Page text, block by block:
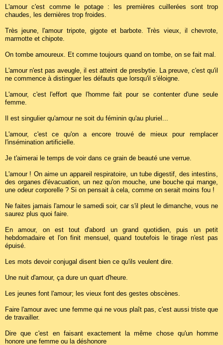
L'amour c'est comme le potage : les premières cuillerées sont trop
chaudes, les dernières trop froides.
Très jeune, l'amour tripote, gigote et barbote. Très vieux, il chevrote,
marmotte et chipote.
On tombe amoureux. Et comme toujours quand on tombe, on se fait mal.
L'amour n'est pas aveugle, il est atteint de presbytie. La preuve, c'est qu'il
ne commence à distinguer les défauts que lorsqu'il s'éloigne.
L'amour, c'est l'effort que l'homme fait pour se contenter d'une seule
femme.
Il est singulier qu'amour ne soit du féminin qu'au pluriel...
L'amour, c'est ce qu'on a encore trouvé de mieux pour remplacer
l'insémination artificielle.
Je t'aimerai le temps de voir dans ce grain de beauté une verrue.
L'amour ! On aime un appareil respiratoire, un tube digestif, des intestins,
des organes d'évacuation, un nez qu'on mouche, une bouche qui mange,
une odeur corporelle ? Si on pensait à cela, comme on serait moins fou !
Ne faites jamais l'amour le samedi soir, car s'il pleut le dimanche, vous ne
saurez plus quoi faire.
En amour, on est tout d'abord un grand quotidien, puis un petit
hebdomadaire et l'on finit mensuel, quand toutefois le tirage n'est pas
épuisé.
Les mots devoir conjugal disent bien ce qu'ils veulent dire.
Une nuit d'amour, ça dure un quart d'heure.
Les jeunes font l'amour; les vieux font des gestes obscènes.
Faire l'amour avec une femme qui ne vous plaît pas, c'est aussi triste que
de travailler.
Dire que c'est en faisant exactement la même chose qu'un homme
honore une femme ou la déshonore